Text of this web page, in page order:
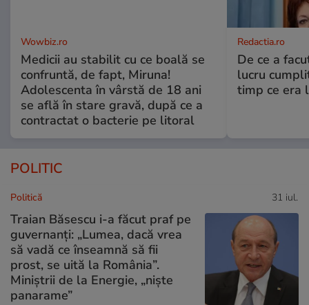
Wowbiz.ro
Medicii au stabilit cu ce boală se
confruntă, de fapt, Miruna!
Adolescenta în vârstă de 18 ani
se află în stare gravă, după ce a
contractat o bacterie pe litoral
Redactia.ro
De ce a
lucru
timp ce era
POLITIC
Politică 31 iul.
Traian Băsescu i-a făcut praf pe
guvernanți: „Lumea, dacă vrea
să vadă ce înseamnă să fii
prost, se uită la România”.
Miniștrii de la Energie, „niște
panarame”